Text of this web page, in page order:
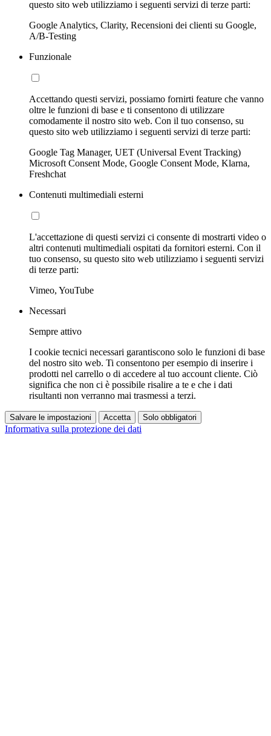
questo sito web utilizziamo i seguenti servizi di terze parti:
Google Analytics, Clarity, Recensioni dei clienti su Google,
A/B-Testing
Funzionale
Accettando questi servizi, possiamo fornirti feature che vanno
oltre le funzioni di base e ti consentono di utilizzare
comodamente il nostro sito web. Con il tuo consenso, su
questo sito web utilizziamo i seguenti servizi di terze parti:
Google Tag Manager, UET (Universal Event Tracking)
Microsoft Consent Mode, Google Consent Mode, Klarna,
Freshchat
Contenuti multimediali esterni
L'accettazione di questi servizi ci consente di mostrarti video o
altri contenuti multimediali ospitati da fornitori esterni. Con il
tuo consenso, su questo sito web utilizziamo i seguenti servizi
di terze parti:
Vimeo, YouTube
Necessari
Sempre attivo
I cookie tecnici necessari garantiscono solo le funzioni di base
del nostro sito web. Ti consentono per esempio di inserire i
prodotti nel carrello o di accedere al tuo account cliente. Ciò
significa che non ci è possibile risalire a te e che i dati
risultanti non verranno mai trasmessi a terzi.
Salvare le impostazioni Accetta Solo obbligatori
Informativa sulla protezione dei dati